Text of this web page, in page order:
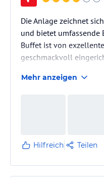
Die Anlage zeichnet
und bietet umfassende
Buffet ist von
geschmackvoll
Es ist jedoch
Rindersteak,
Kebab, nicht
außergewöhnliches
Mehr anzeigen
Hilfreich Teilen